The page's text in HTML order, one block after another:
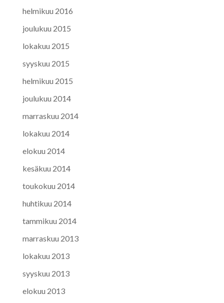
helmikuu 2016
joulukuu 2015
lokakuu 2015
syyskuu 2015
helmikuu 2015
joulukuu 2014
marraskuu 2014
lokakuu 2014
elokuu 2014
kesäkuu 2014
toukokuu 2014
huhtikuu 2014
tammikuu 2014
marraskuu 2013
lokakuu 2013
syyskuu 2013
elokuu 2013